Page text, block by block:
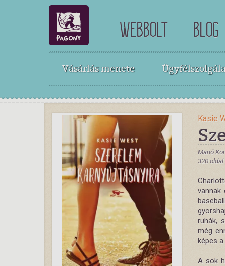
WEBBOLT BLOG
Vásárlás menete
Kasie
Manó
320
vannak
ruhák,
még
képes
A sok